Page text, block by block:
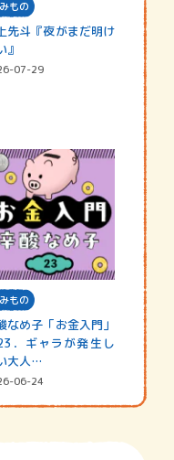
もの
先斗『夜がまだ明け
』
07-29
もの
なめ子「お金入門」
．ギャラが発生し
大人…
06-24